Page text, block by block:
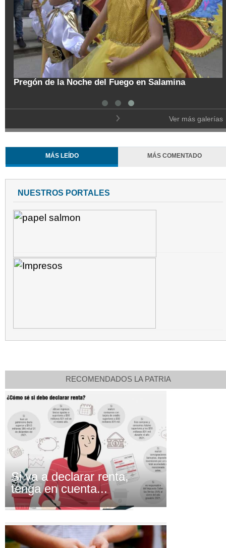
Pregón de la Noche del Fuego en Salamina
Ver más galerías
MÁS LEÍDO MÁS COMENTADO
NUESTROS PORTALES
RECOMENDADOS LA PATRIA
Si va a declarar renta,
tenga en cuenta...